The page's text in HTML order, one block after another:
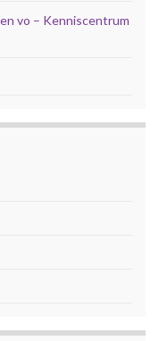
vo – Kenniscentrum